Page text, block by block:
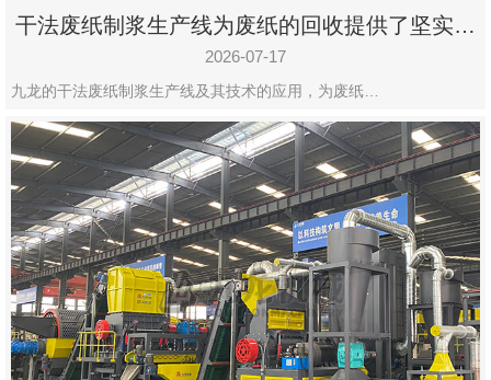
设
有
限
公
司
豫
ICP
备
19020390
号-1
干法废纸制浆生产线为废纸的回收提供了坚实的
保障
2026-07-17
九龙的干法废纸制浆生产线及其技术的应用，为废纸…